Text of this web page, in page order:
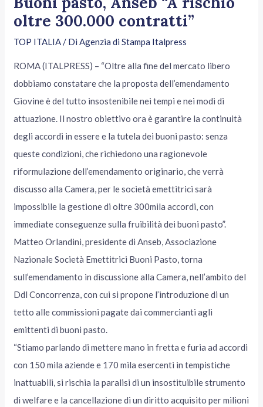
oltre 300.000 contratti”
TOP ITALIA/ DiAgenzia di Stampa Italpress
ROMA (ITALPRESS) – “Oltre alla fine del mercato libero
dobbiamo constatare che la proposta dell’emendamento
Giovine è del tutto insostenibile nei tempi e nei modi di
attuazione. Il nostro obiettivo ora è garantire la continuità
degli accordi in essere e la tutela dei buoni pasto: senza
queste condizioni, che richiedono una ragionevole
riformulazione dell’emendamento originario, che verrà
discusso alla Camera, per le società emettitrici sarà
impossibile la gestione di oltre 300mila accordi, con
immediate conseguenze sulla fruibilità dei buoni pasto”.
Matteo Orlandini, presidente di Anseb, Associazione
Nazionale Società Emettitrici Buoni Pasto, torna
sull’emendamento in discussione alla Camera, nell’ambito del
Ddl Concorrenza, con cui si propone l’introduzione di un
tetto alle commissioni pagate dai commercianti agli
emittenti di buoni pasto.
“Stiamo parlando di mettere mano in fretta e furia ad accordi
con 150 mila aziende e 170 mila esercenti in tempistiche
inattuabili, si rischia la paralisi di un insostituibile strumento
di welfare e la cancellazione di un diritto acquisito per milioni